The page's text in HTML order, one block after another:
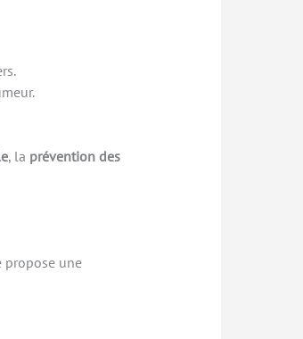
, la prévention des
propose une